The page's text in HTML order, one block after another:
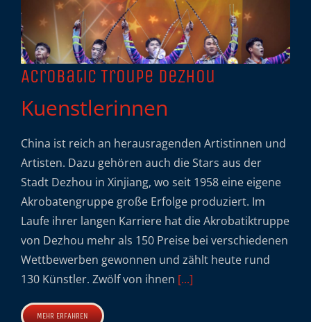
Acrobatic Troupe Dezhou
Kuenstlerinnen
China ist reich an herausragenden Artistinnen und
Artisten. Dazu gehören auch die Stars aus der
Stadt Dezhou in Xinjiang, wo seit 1958 eine eigene
Akrobatengruppe große Erfolge produziert. Im
Laufe ihrer langen Karriere hat die Akrobatiktruppe
von Dezhou mehr als 150 Preise bei verschiedenen
Wettbewerben gewonnen und zählt heute rund
130 Künstler. Zwölf von ihnen [...]
MEHR ERFAHREN